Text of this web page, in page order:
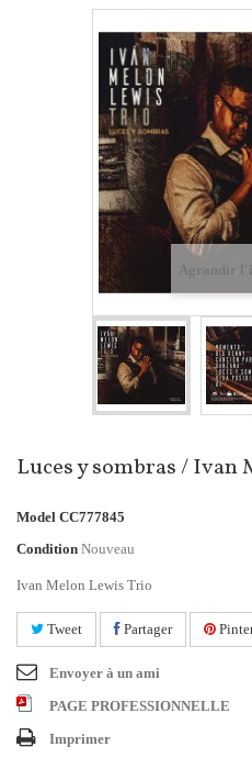
Luces y sombras / Ivan
Model CC777845
Condition Nouveau
Ivan Melon Lewis Trio
Tweet Partager
Envoyer à un ami
PAGE PROFESSIONNELLE
Imprimer